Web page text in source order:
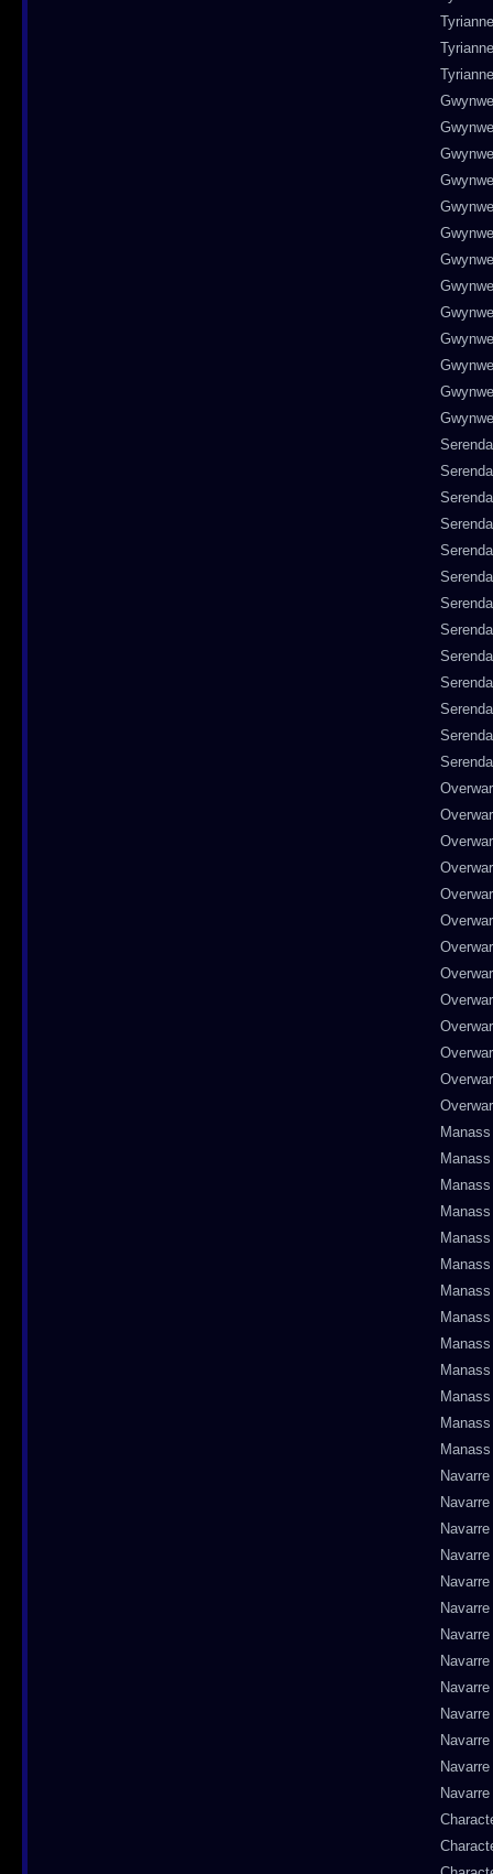
Tyrianne
Tyrianne
Tyrianne
Manass
Manass
Manass
Manass
Manass
Manass
Manass
Manass
Manass
Manass
Manass
Manass
Manass
Navarre
Navarre
Navarre
Navarre
Navarre
Navarre
Navarre
Navarre
Navarre
Navarre
Navarre
Navarre
Navarre